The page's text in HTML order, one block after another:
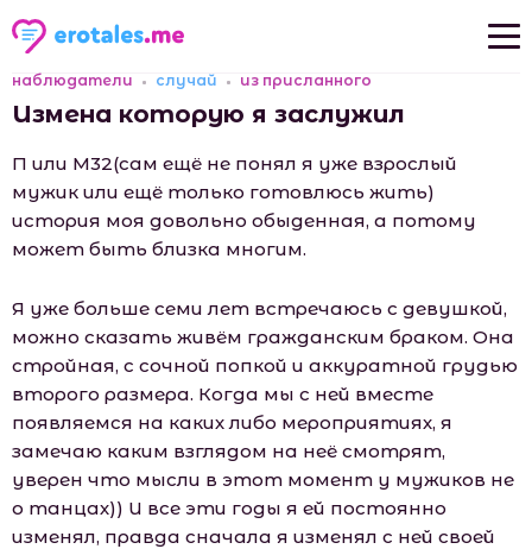
Новые рассказы
Популярные рассказы
наблюдатели случай из присланного
Измена которую я заслужил
П или М32(сам ещё не понял я уже взрослый
мужик или ещё только готовлюсь жить)
история моя довольно обыденная, а потому
может быть близка многим.
Я уже больше семи лет встречаюсь с девушкой,
можно сказать живём гражданским браком. Она
стройная, с сочной попкой и аккуратной грудью
второго размера. Когда мы с ней вместе
появляемся на каких либо мероприятиях, я
замечаю каким взглядом на неё смотрят,
уверен что мысли в этот момент у мужиков не
о танцах)) И все эти годы я ей постоянно
изменял, правда сначала я изменял с ней своей